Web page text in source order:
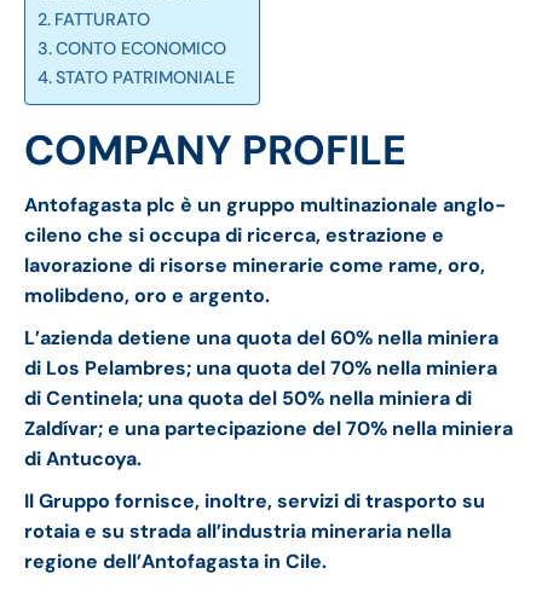
FATTURATO
CONTO ECONOMICO
STATO PATRIMONIALE
COMPANY PROFILE
Antofagasta plc è un gruppo multinazionale anglo-
cileno che si occupa di ricerca, estrazione e
lavorazione di risorse minerarie come rame, oro,
molibdeno, oro e argento.
L’azienda detiene una quota del 60% nella miniera
di Los Pelambres; una quota del 70% nella miniera
di Centinela; una quota del 50% nella miniera di
Zaldívar; e una partecipazione del 70% nella miniera
di Antucoya.
Il Gruppo fornisce, inoltre, servizi di trasporto su
rotaia e su strada all’industria mineraria nella
regione dell’Antofagasta in Cile.